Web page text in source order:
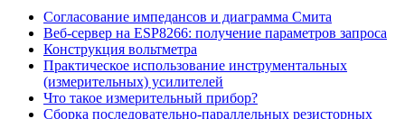
Согласование импедансов и диаграмма Смита
Веб-сервер на ESP8266: получение параметров запроса
Конструкция вольтметра
Практическое использование инструментальных
(измерительных) усилителей
Что такое измерительный прибор?
Сборка последовательно-параллельных резисторных